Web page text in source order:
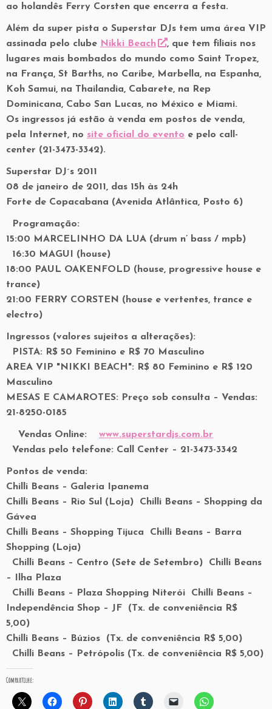
ao holandês Ferry Corsten que encerra a festa.
Além da super pista o Superstar DJs tem uma área VIP
assinada pelo clube Nikki Beach
, que tem filiais nos
lugares mais bombados do mundo como Saint Tropez,
na França, St Barths, no Caribe, Marbella, na Espanha,
Koh Samui, na Thailandia, Cabarete, na Rep
Dominicana, Cabo San Lucas, no México e Miami.
Os ingressos já estão à venda em postos de venda,
pela Internet, no site oficial do evento e pelo call-
center (21-3473-3342).
Superstar DJ´s 2011
08 de janeiro de 2011, das 15h às 24h
Forte de Copacabana (Avenida Atlântica, Posto 6)
Programação:
15:00 MARCELINHO DA LUA (drum n’ bass / mpb)
16:30 MAGUI (house)
18:00 PAUL OAKENFOLD (house, progressive house e
trance)
21:00 FERRY CORSTEN (house e vertentes, trance e
electro)
Ingressos (valores sujeitos a alterações):
PISTA: R$ 50 Feminino e R$ 70 Masculino
AREA VIP "NIKKI BEACH": R$ 80 Feminino e R$ 120
Masculino
MESAS E CAMAROTES: Preço sob consulta – Vendas:
21-8250-0185
Vendas Online: www.superstardjs.com.br
Vendas pelo telefone: Call Center – 21-3473-3342
Pontos de venda:
Chilli Beans – Galeria Ipanema
Chilli Beans – Rio Sul (Loja) Chilli Beans – Shopping da
Gávea
Chilli Beans – Shopping Tijuca Chilli Beans – Barra
Shopping (Loja)
Chilli Beans – Centro (Sete de Setembro) Chilli Beans
– Ilha Plaza
Chilli Beans – Plaza Shopping Niterói Chilli Beans –
Independência Shop – JF (Tx. de conveniência R$
5,00)
Chilli Beans – Búzios (Tx. de conveniência R$ 5,00)
Chilli Beans – Petrópolis (Tx. de conveniência R$ 5,00)
Compartilhe: